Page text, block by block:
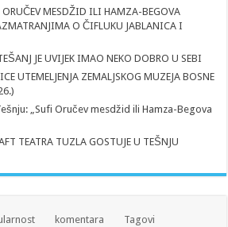
ORUČEV MESDŽID ILI HAMZA-BEGOVA
O ČIFLUKU JABLANICA I
JE UVIJEK IMAO NEKO DOBRO U SEBI
UTEMELJENJA ZEMALJSKOG MUZEJA BOSNE
„Sufi Oručev mesdžid ili Hamza-Begova
TEATRA TUZLA GOSTUJE U TEŠNJU
komentara Tagovi